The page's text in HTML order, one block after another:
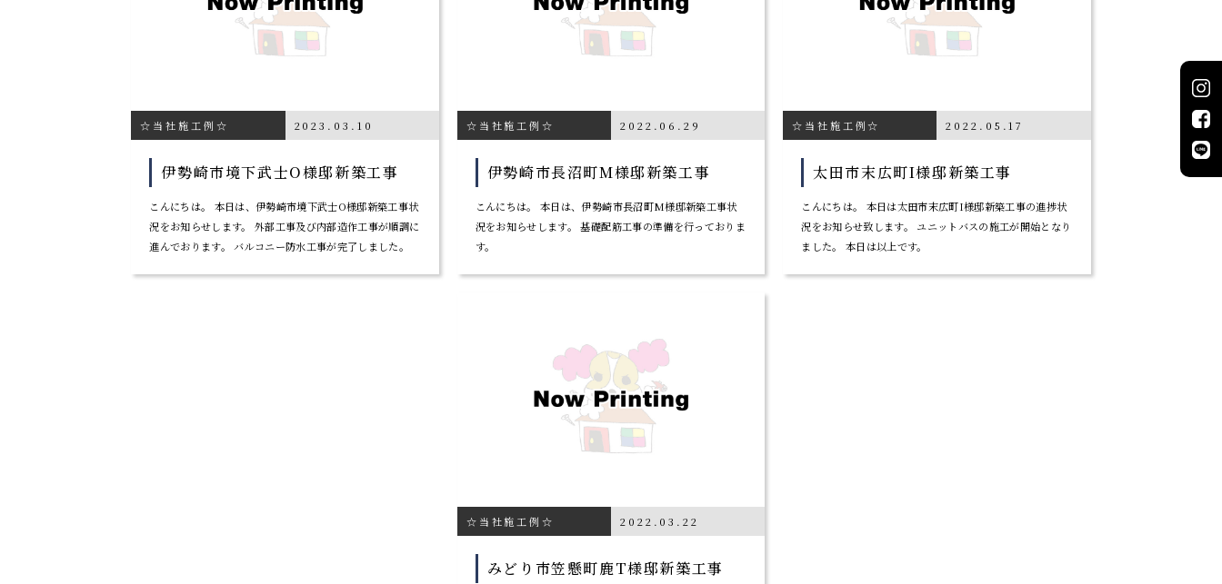
☆当社施工例☆ 2023.03.10
伊勢崎市境下武士O様邸新築工事
こんにちは。 本日は、伊勢崎市境下武士O様邸新築工事状
況をお知らせします。 外部工事及び内部造作工事が順調に
進んでおります。 バルコニー防水工事が完了しました。
☆当社施工例☆ 2022.06.29
伊勢崎市長沼町M様邸新築工事
こんにちは。 本日は、伊勢崎市長沼町M様邸新築工事状
況をお知らせします。 基礎配筋工事の準備を行っておりま
す。
☆当社施工例☆ 2022.05.17
太田市末広町I様邸新築工事
こんにちは。 本日は太田市末広町I様邸新築工事の進捗状
況をお知らせ致します。 ユニットバスの施工が開始となり
ました。 本日は以上です。
☆当社施工例☆ 2022.03.22
みどり市笠懸町鹿T様邸新築工事